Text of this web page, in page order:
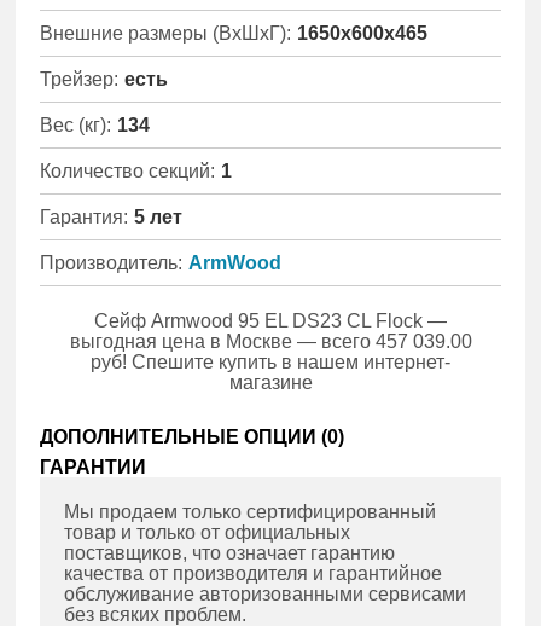
Внешние размеры (ВхШхГ): 1650x600x465
Трейзер: есть
Вес (кг): 134
Количество секций: 1
Гарантия: 5 лет
Производитель: ArmWood
Сейф Armwood 95 EL DS23 CL Flock —
выгодная цена в Москве — всего 457 039.00
руб! Спешите купить в нашем интернет-
магазине
ДОПОЛНИТЕЛЬНЫЕ ОПЦИИ (0)
ГАРАНТИИ
Мы продаем только сертифицированный
товар и только от официальных
поставщиков, что означает гарантию
качества от производителя и гарантийное
обслуживание авторизованными сервисами
без всяких проблем.